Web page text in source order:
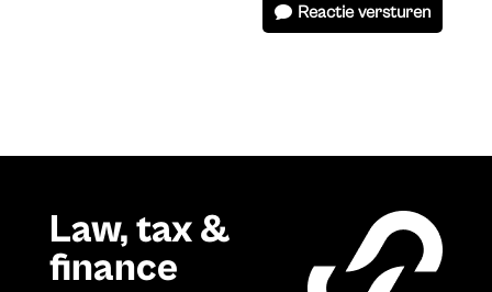
Reactie versturen
Law, tax &
finance